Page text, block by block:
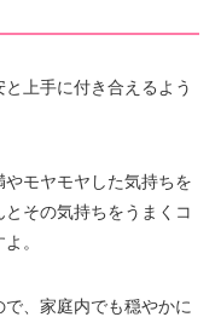
上手に付き合えるよう
モヤモヤした気持ちを
その気持ちをうまくコ
。
、家庭内でも穏やかに